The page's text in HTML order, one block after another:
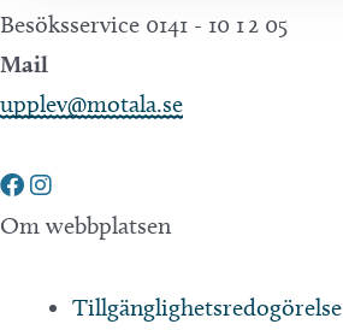
Besöksservice 0141 - 10 1 2 05
Mail
upplev@motala.se
Om webbplatsen
Tillgänglighetsredogörelse